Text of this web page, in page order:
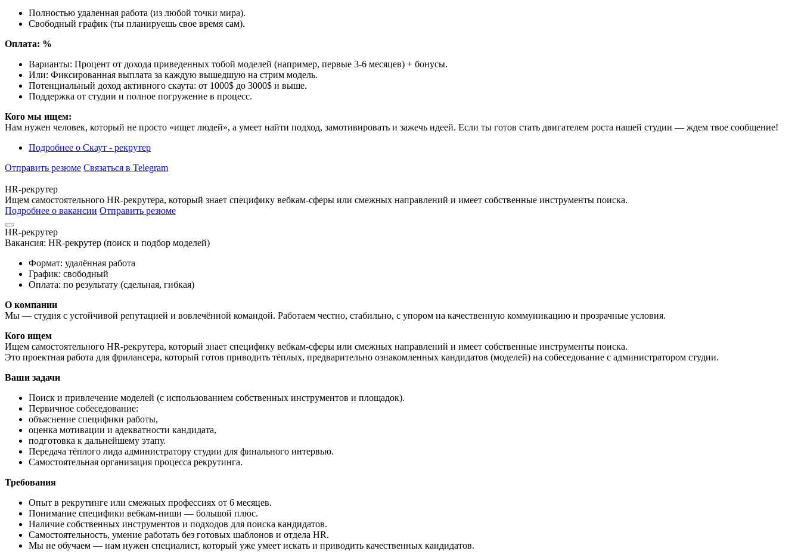
Полностью удаленная работа (из любой точки мира).
Свободный график (ты планируешь свое время сам).
Оплата: %
Варианты: Процент от дохода приведенных тобой моделей (например, первые 3-6 месяцев) + бонусы.
Или: Фиксированная выплата за каждую вышедшую на стрим модель.
Потенциальный доход активного скаута: от 1000$ до 3000$ и выше.
Поддержка от студии и полное погружение в процесс.
Кого мы ищем:
Нам нужен человек, который не просто «ищет людей», а умеет найти подход, замотивировать и зажечь идеей. Если ты готов стать двигателем роста нашей студии — ждем твое сообщение!
Подробнее о Скаут - рекрутер
Отправить резюме Связаться в Telegram
HR-рекрутер
Ищем самостоятельного HR-рекрутера, который знает специфику вебкам-сферы или смежных направлений и имеет собственные инструменты поиска.
Подробнее о вакансии Отправить резюме
HR-рекрутер
Вакансия: HR-рекрутер (поиск и подбор моделей)
Формат: удалённая работа
График: свободный
Оплата: по результату (сдельная, гибкая)
О компании
Мы — студия с устойчивой репутацией и вовлечённой командой. Работаем честно, стабильно, с упором на качественную коммуникацию и прозрачные условия.
Кого ищем
Ищем самостоятельного HR-рекрутера, который знает специфику вебкам-сферы или смежных направлений и имеет собственные инструменты поиска.
Это проектная работа для фрилансера, который готов приводить тёплых, предварительно ознакомленных кандидатов (моделей) на собеседование с администратором студии.
Ваши задачи
Поиск и привлечение моделей (с использованием собственных инструментов и площадок).
Первичное собеседование:
объяснение специфики работы,
оценка мотивации и адекватности кандидата,
подготовка к дальнейшему этапу.
Передача тёплого лида администратору студии для финального интервью.
Самостоятельная организация процесса рекрутинга.
Требования
Опыт в рекрутинге или смежных профессиях от 6 месяцев.
Понимание специфики вебкам-ниши — большой плюс.
Наличие собственных инструментов и подходов для поиска кандидатов.
Самостоятельность, умение работать без готовых шаблонов и отдела HR.
Мы не обучаем — нам нужен специалист, который уже умеет искать и приводить качественных кандидатов.